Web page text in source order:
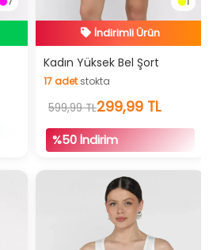
İndirimli Ürün
Hızlı Teslimat
İndirimli Ürün
Kadın Yüksek Bel Şort
17adetstokta
17 adetstokta
599,99 TL299,99 TL
%50 İndirim